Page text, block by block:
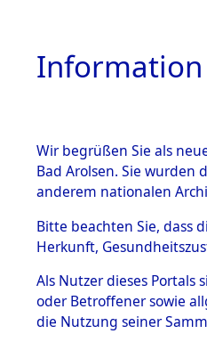
BESTÄNDE
Inhaftierungsdoku
mente
1.2.9 Beim ITS
verwahrte
Information
Wir begrüßen Sie als
Bad Arolsen. Sie wurden
anderem nationalen
Bitte beachten Sie, dass
Herkunft,
Als Nutzer dieses Portals
oder Betroffener sowie
die Nutzung seiner